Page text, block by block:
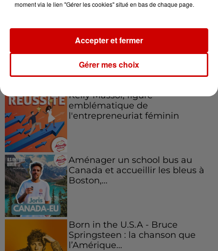
Kelly Massol, figure
emblématique de
l'entrepreneuriat féminin
Aménager un school bus au
Canada et accueillir les bleus à
Boston,...
Born in the U.S.A - Bruce
Springsteen : la chanson que
l’Amérique...
moment via le lien "Gérer les cookies" situé en bas de chaque page.
Gérer mes choix
Accepter et fermer